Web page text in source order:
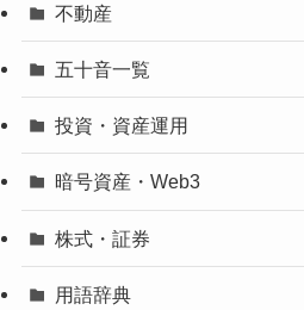
不動産
五十音一覧
投資・資産運用
暗号資産・Web3
株式・証券
用語辞典